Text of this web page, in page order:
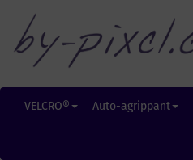
VELCRO® Auto-agrippant